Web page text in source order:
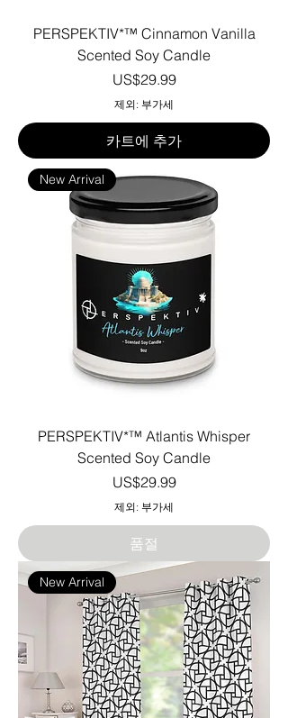
PERSPEKTIV*™️ Cinnamon Vanilla
Scented Soy Candle
가격
US$29.99
제외: 부가세
카트에 추가
New Arrival
PERSPEKTIV*™️ Atlantis Whisper
Scented Soy Candle
가격
US$29.99
제외: 부가세
품절
New Arrival